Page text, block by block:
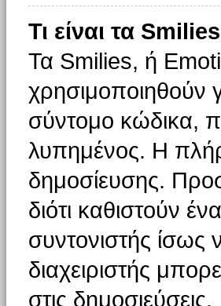
Τι είναι τα
Τα Smilies, ή
χρησιμοποιηθούν
σύντομο κώδικα,
λυπημένος. Η
δημοσίευσης.
διότι καθιστούν
συντονιστής ίσως
διαχειριστής
στις δημοσιεύσεις.